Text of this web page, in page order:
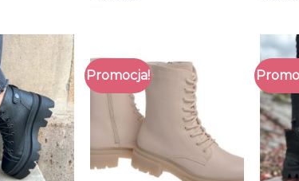
Promocja!